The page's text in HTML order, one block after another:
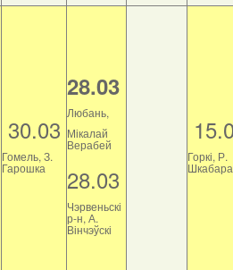
30.03
Гомель, З.
Гарошка
28.03
Любань,
Мікалай
Верабей
28.03
Чэрвеньскі
р-н, А.
Вінчэўскі
Горкі, Р.
Шкабара